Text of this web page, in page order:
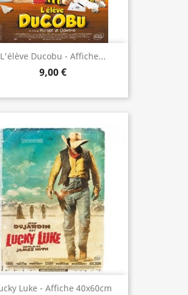
L'élève Ducobu - Affiche...
9,00 €
Luke - Affiche 40x60cm